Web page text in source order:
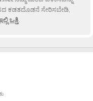
ಕಡತದೊಡನೆ ಸೇರಿಸಬೇಡಿ,
ಒತ್ತಿ.